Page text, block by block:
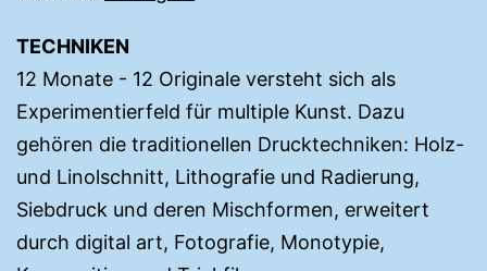
TECHNIKEN
12 Monate - 12 Originale versteht sich als
Experimentierfeld für multiple Kunst. Dazu
gehören die traditionellen Drucktechniken: Holz-
und Linolschnitt, Lithografie und Radierung,
Siebdruck und deren Mischformen, erweitert
durch digital art, Fotografie, Monotypie,